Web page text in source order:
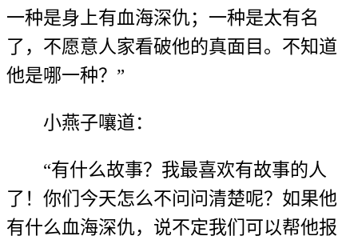
一种是身上有血海深仇；一种是太有名
了，不愿意人家看破他的真面目。不知道
他是哪一种？”
小燕子嚷道：
“有什么故事？我最喜欢有故事的人
了！你们今天怎么不问问清楚呢？如果他
有什么血海深仇，说不定我们可以帮他报